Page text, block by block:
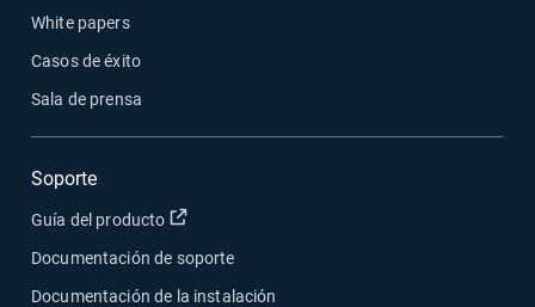
White papers
Casos de éxito
Sala de prensa
Soporte
Guía del producto Abrir en una nueva ventana
Documentación de soporte
Documentación de la instalación